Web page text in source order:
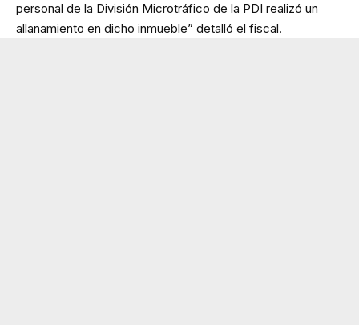
personal de la División Microtráfico de la PDI realizó un
allanamiento en dicho inmueble” detalló el fiscal.